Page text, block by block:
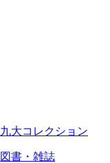
九大コレクション
図書・雑誌